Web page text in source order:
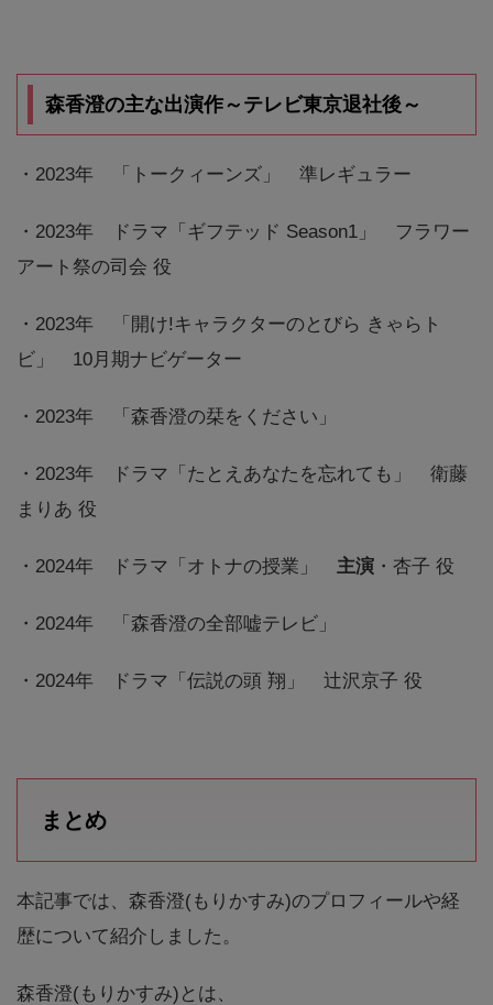
森香澄の主な出演作～テレビ東京退社後～
・2023年 「トークィーンズ」 準レギュラー
・2023年 ドラマ「ギフテッド Season1」 フラワー
アート祭の司会 役
・2023年 「開け!キャラクターのとびら きゃらト
ビ」 10月期ナビゲーター
・2023年 「森香澄の栞をください」
・2023年 ドラマ「たとえあなたを忘れても」 衛藤
まりあ 役
・2024年 ドラマ「オトナの授業」 主演 ・杏子 役
・2024年 「森香澄の全部嘘テレビ」
・2024年 ドラマ「伝説の頭 翔」 辻沢京子 役
まとめ
本記事では、森香澄(もりかすみ)のプロフィールや経
歴について紹介しました。
森香澄(もりかすみ)とは、